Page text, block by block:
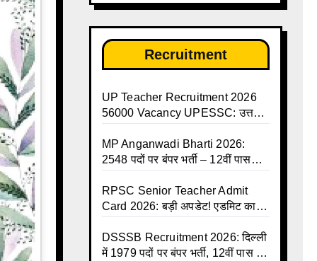
Calendar
Recruitment
UP Teacher Recruitment 2026
56000 Vacancy UPESSC: उत्तर
की बंपर भर्ती की तैयारी, अगस्त में आ
सकता है विज्ञापन
MP Anganwadi Bharti 2026:
2548 पदों पर बंपर भर्ती – 12वीं पास
Apply Online
RPSC Senior Teacher Admit
Card 2026: बड़ी अपडेट! एडमिट कार्ड
जरूरी निर्देश
DSSSB Recruitment 2026: दिल्ली
में 1979 पदों पर बंपर भर्ती, 12वीं पास के